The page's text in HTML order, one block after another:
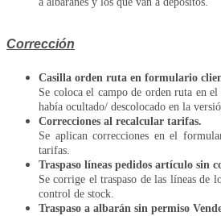
Corrección
Casilla orden ruta en formulario
Se coloca el campo de orden ruta en
había ocultado/ descolocado en la
Correcciones al recalcular tarifas.
Se aplican correcciones en el
tarifas.
Traspaso líneas pedidos artículo sin
Se corrige el traspaso de las líneas de
control de stock.
Traspaso a albarán sin permiso